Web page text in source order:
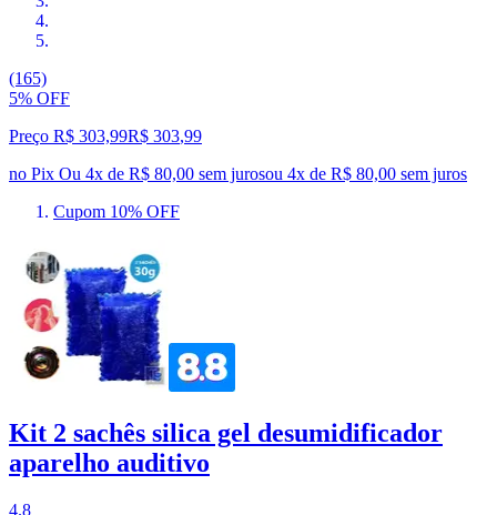
(165)
5% OFF
Preço R$ 303,99R$ 303,99
no Pix Ou 4x de R$ 80,00 sem jurosou 4x de R$ 80,00 sem juros
Cupom 10% OFF
Kit 2 sachês silica gel desumidificador
aparelho auditivo
4.8